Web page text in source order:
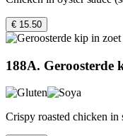
€ 15.50
188A. Geroosterde
Crispy roasted chicken in